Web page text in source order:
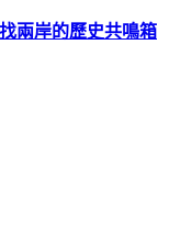
兩岸的歷史共鳴箱